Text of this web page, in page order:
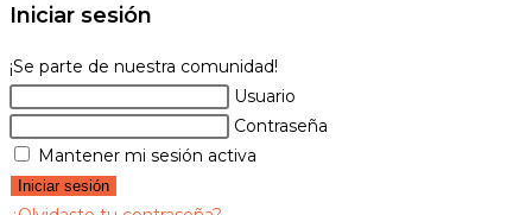
Iniciar sesión
¡Se parte de nuestra comunidad!
Usuario
Contraseña
Mantener mi sesión activa
Iniciar sesión